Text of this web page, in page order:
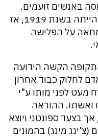
באנשים זועמים.
ההפגנה הראשונה שנרשמה בה הייתה בשנת 1919, אז
על הפלישה
של התקופה הקשה הידועה
לחלוק כבוד אחרון
מעט לפני מותו ע"י
ואשתו. ההוראה
בצעד ספונטני ויוצא
(צ'ינג מינג) בהמונים